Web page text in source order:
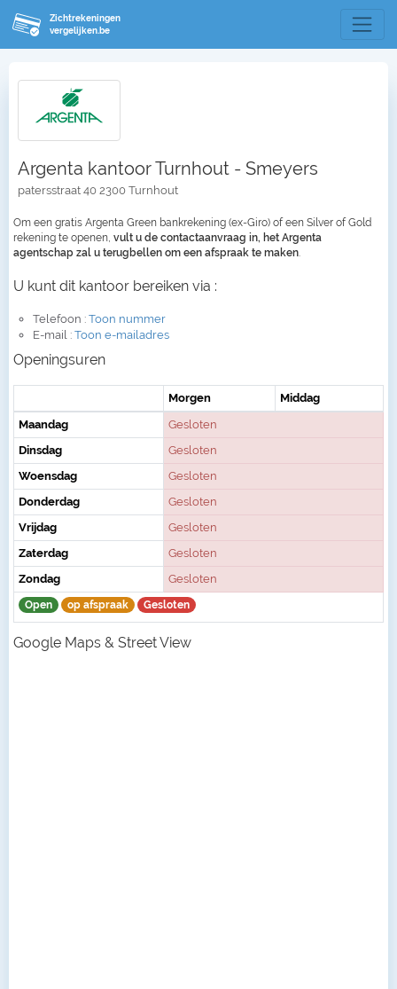
Zichtrekeningen
vergelijken.be
Argenta kantoor Turnhout - Smeyers
patersstraat 40 2300 Turnhout
Om een gratis Argenta Green bankrekening (ex-Giro) of een Silver of Gold
rekening te openen, vult u de contactaanvraag in, het Argenta
agentschap zal u terugbellen om een afspraak te maken
U kunt dit kantoor bereiken via :
Telefoon : Toon nummer
E-mail : Toon e-mailadres
Openingsuren
Morgen
Middag
Maandag
Gesloten
Dinsdag
Gesloten
Woensdag
Gesloten
Donderdag
Gesloten
Vrijdag
Gesloten
Zaterdag
Gesloten
Zondag
Gesloten
Open op afspraak Gesloten
Google Maps & Street View